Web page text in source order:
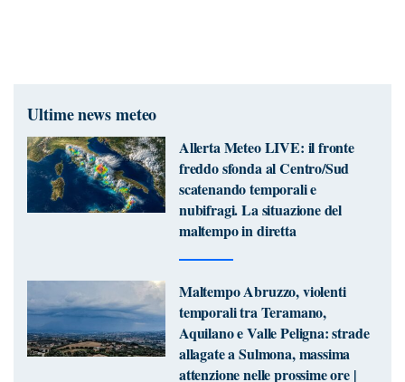
Ultime news meteo
Allerta Meteo LIVE: il fronte
freddo sfonda al Centro/Sud
scatenando temporali e
nubifragi. La situazione del
maltempo in diretta
Maltempo Abruzzo, violenti
temporali tra Teramano,
Aquilano e Valle Peligna: strade
allagate a Sulmona, massima
attenzione nelle prossime ore |